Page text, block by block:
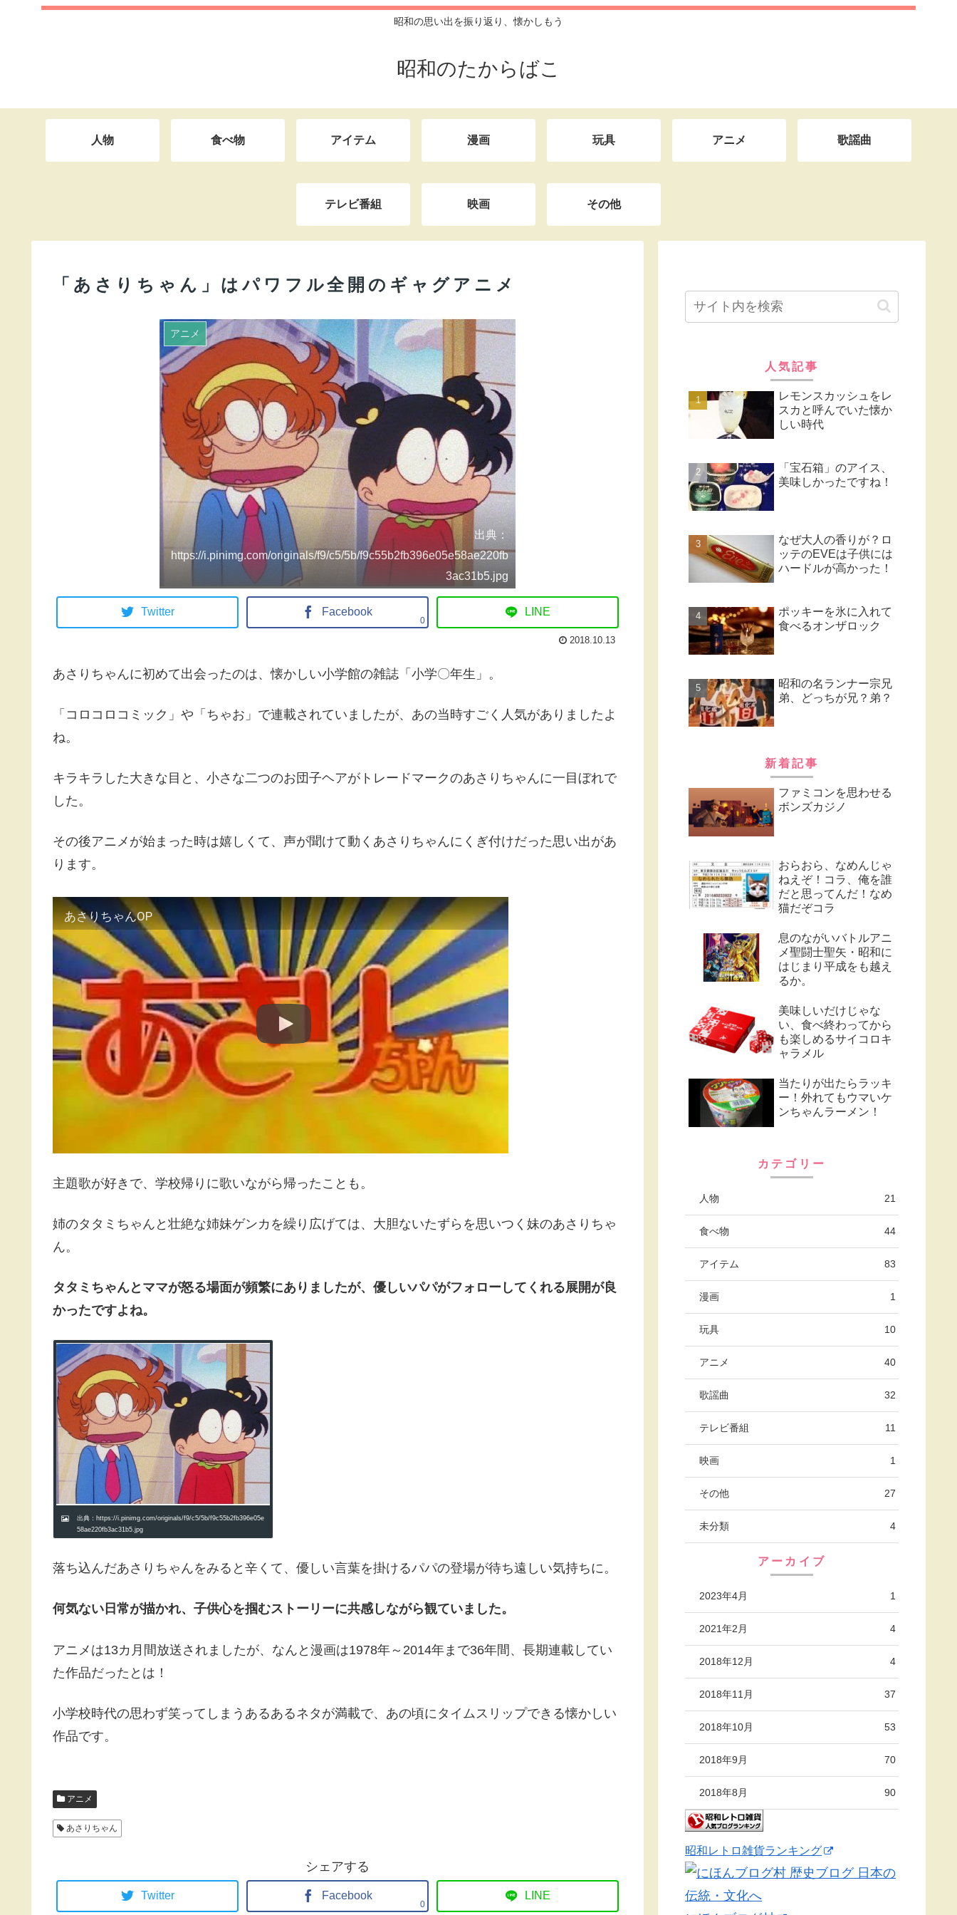
昭和の思い出を振り返り、懐かしもう
昭和のたからばこ
人物 食べ物 アイテム 漫画 玩具 アニメ 歌謡曲
テレビ番組 映画 その他
「あさりちゃん」はパワフル全開のギャグアニメ
アニメ
出典：
https://i.pinimg.com/originals/f9/c5/5b/f9c55b2fb396e05e58ae220fb
3ac31b5.jpg
Twitter Facebook
0
LINE
2018.10.13
あさりちゃんに初めて出会ったのは、懐かしい小学館の雑誌「小学〇年生」。
「コロコロコミック」や「ちゃお」で連載されていましたが、あの当時すごく人気がありましたよ
ね。
キラキラした大きな目と、小さな二つのお団子ヘアがトレードマークのあさりちゃんに一目ぼれで
した。
その後アニメが始まった時は嬉しくて、声が聞けて動くあさりちゃんにくぎ付けだった思い出があ
ります。
あさりちゃんOP
主題歌が好きで、学校帰りに歌いながら帰ったことも。
姉のタタミちゃんと壮絶な姉妹ゲンカを繰り広げては、大胆ないたずらを思いつく妹のあさりちゃ
ん。
タタミちゃんとママが怒る場面が頻繁にありましたが、優しいパパがフォローしてくれる展開が良
かったですよね。
出典：https://i.pinimg.com/originals/f9/c5/5b/f9c55b2fb396e05e
58ae220fb3ac31b5.jpg
落ち込んだあさりちゃんをみると辛くて、優しい言葉を掛けるパパの登場が待ち遠しい気持ちに。
何気ない日常が描かれ、子供心を掴むストーリーに共感しながら観ていました。
アニメは13カ月間放送されましたが、なんと漫画は1978年～2014年まで36年間、長期連載してい
た作品だったとは！
小学校時代の思わず笑ってしまうあるあるネタが満載で、あの頃にタイムスリップできる懐かしい
作品です。
アニメ
あさりちゃん
シェアする
Twitter Facebook
0
LINE
人気記事
レモンスカッシュをレ
スカと呼んでいた懐か
しい時代
「宝石箱」のアイス、
美味しかったですね！
なぜ大人の香りが？ロ
ッテのEVEは子供には
ハードルが高かった！
ポッキーを氷に入れて
食べるオンザロック
昭和の名ランナー宗兄
弟、どっちが兄？弟？
新着記事
ファミコンを思わせる
ボンズカジノ
おらおら、なめんじゃ
ねえぞ！コラ、俺を誰
だと思ってんだ！なめ
猫だぞコラ
息のながいバトルアニ
メ聖闘士聖矢・昭和に
はじまり平成をも越え
るか。
美味しいだけじゃな
い、食べ終わってから
も楽しめるサイコロキ
ャラメル
当たりが出たらラッキ
ー！外れてもウマいケ
ンちゃんラーメン！
カテゴリー
人物 21
食べ物 44
アイテム 83
漫画 1
玩具 10
アニメ 40
歌謡曲 32
テレビ番組 11
映画 1
その他 27
未分類 4
アーカイブ
2023年4月 1
2021年2月 4
2018年12月 4
2018年11月 37
2018年10月 53
2018年9月 70
2018年8月 90
昭和レトロ雑貨ランキング